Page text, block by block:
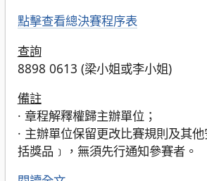
點擊查看總決賽程序表
查詢
8898 0613 (梁小姐或李小姐)
備註
· 章程解釋權歸主辦單位；
· 主辦單位保留更改比賽規則及其
括獎品﹞，無須先行通知參賽者。